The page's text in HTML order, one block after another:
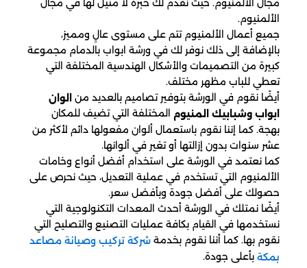
مجال الألمنيوم. حيث نقدم لك خبرة لا مثيل لها في مجال
الألمنيوم.
جميع أعمال الألمنيوم تتم على مستوى عالٍ ومميز،
بالإضافة إلى ذلك نوفر لك في ورشة ابواب بالدمام مجموعة
كبيرة من التصميمات والأشكال الهندسية المختلفة التي
تعطي للباب مظهر مختلف.
أيضًا نقوم في الورشة بتوفير تصاميم بالعديد من
الوان
ابواب وشبابيك المنيوم
المختلفة التي تضيف للمكان
بهجة. كما إننا نقوم باستعمال ألوان مفعولها دائم لأكثر من
عشر سنوات بدون إزالتها أو تغير في ألوانها.
كما نعتمد في الورشة على استخدام أفضل أنواع وخامات
الألمنيوم التي تستخدم في عملية التعديل، حيث نحرص على
حصولك على أفضل جودة وبأفضل سعر.
أيضًا نمتلك في الورشة أحدث المعدات التكنولوجية التي
نستخدمها في القيام بكافة عمليات التصنيع والتصليح التي
نقوم بها. كما أننا نقوم بخدمة شركة تركيب وصيانة مصاعد
بمكة بأعلى جودة.